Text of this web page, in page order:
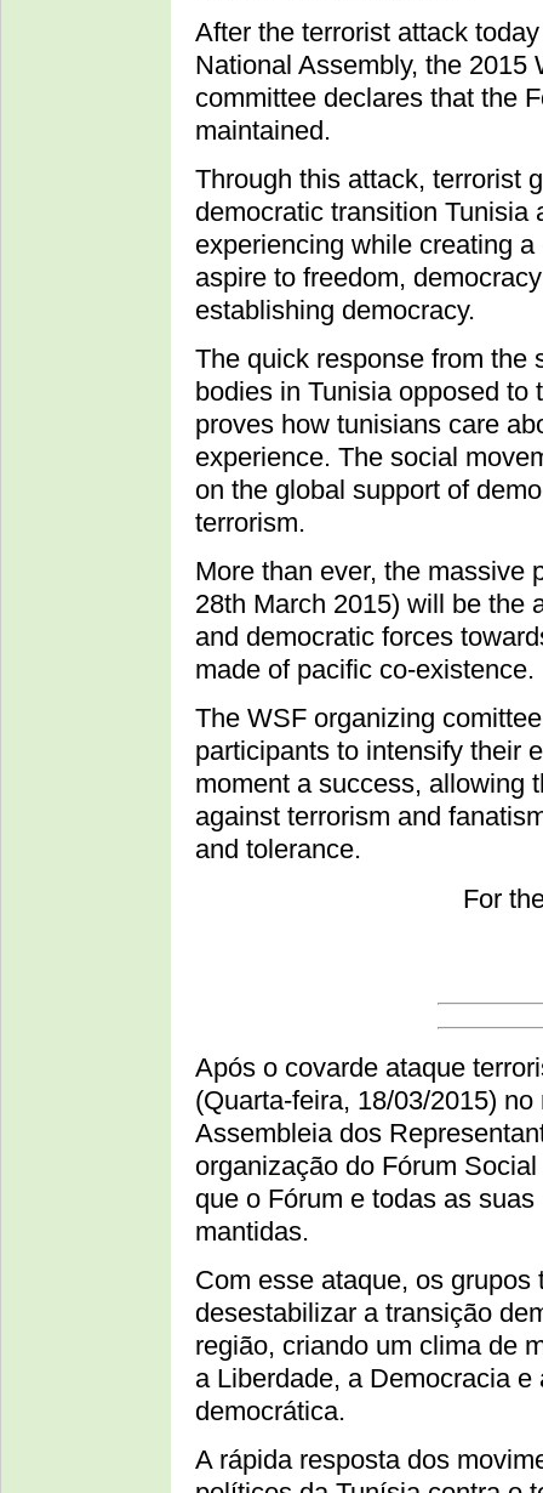
After the terrorist attack
National Assembly, the 2015
committee declares that the
maintained.
Through this attack, terrorist
democratic transition Tunisia
experiencing while creating
aspire to freedom,
establishing democracy.
The quick response from the
bodies in Tunisia opposed to
proves how tunisians care
experience. The social
on the global support of
terrorism.
More than ever, the massive
28th March 2015) will be the
and democratic forces
made of pacific co-existence.
The WSF organizing
participants to intensify their
moment a success, allowing
against terrorism and
and tolerance.
For
Após o covarde ataque
(Quarta-feira, 18/03/2015)
Assembleia dos
organização do Fórum
que o Fórum e todas as
mantidas.
Com esse ataque, os
desestabilizar a transição
região, criando um clima de
a Liberdade, a Democracia
democrática.
A rápida resposta dos